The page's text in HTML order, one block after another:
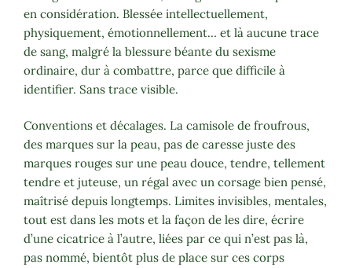
en considération. Blessée intellectuellement,
physiquement, émotionnellement… et là aucune trace
de sang, malgré la blessure béante du sexisme
ordinaire, dur à combattre, parce que difficile à
identifier. Sans trace visible.
Conventions et décalages. La camisole de froufrous,
des marques sur la peau, pas de caresse juste des
marques rouges sur une peau douce, tendre, tellement
tendre et juteuse, un régal avec un corsage bien pensé,
maîtrisé depuis longtemps. Limites invisibles, mentales,
tout est dans les mots et la façon de les dire, écrire
d’une cicatrice à l’autre, liées par ce qui n’est pas là,
pas nommé, bientôt plus de place sur ces corps